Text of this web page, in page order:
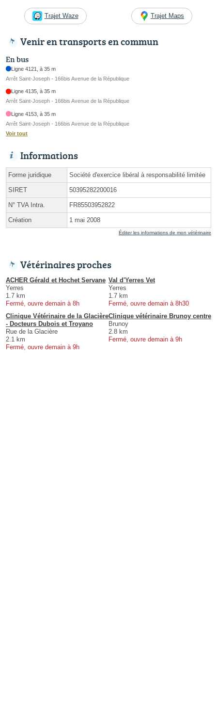
Trajet Waze Trajet Maps
Venir en transports en commun
En bus
Ligne 4121, à 35 m
Arrêt Saint-Joseph - 166bis Avenue de la République
Ligne 4135, à 35 m
Arrêt Saint-Joseph - 166bis Avenue de la République
Ligne 4153, à 35 m
Arrêt Saint-Joseph - 166bis Avenue de la République
Voir tout
Informations
Forme juridique Société d'exercice libéral à responsabilité limitée
SIRET 50395282200016
N° TVA Intra. FR85503952822
Création 1 mai 2008
Éditer les informations de mon vétérinaire
Vétérinaires proches
ACHER Gérald et Hochet Servane
Yerres
1.7 km
Fermé, ouvre demain à 8h
Val d'Yerres Vet
Yerres
1.7 km
Fermé, ouvre demain à 8h30
Clinique Vétérinaire de la Glacière
- Docteurs Dubois et Troyano
Rue de la Glacière
2.1 km
Fermé, ouvre demain à 9h
Clinique vétérinaire Brunoy centre
Brunoy
2.8 km
Fermé, ouvre demain à 9h